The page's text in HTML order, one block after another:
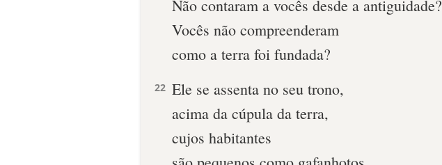
Não contaram a vocês desde a antiguidade?
Vocês não compreenderam
como a terra foi fundada?
22 Ele se assenta no seu trono,
acima da cúpula da terra,
cujos habitantes